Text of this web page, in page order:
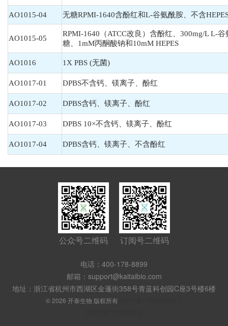
AO1015-04 无糖RPMI-1640含酚红和L-谷氨酰胺、不含
AO1015-05
RPMI-1640（ATCC改良）含酚红、300mg/L L-
糖、1mM丙酮酸钠和10mM HEPES
AO1016 1X PBS (无菌)
AO1017-01 DPBS不含钙、镁离子、酚红
AO1017-02 DPBS含钙、镁离子、酚红
AO1017-03 DPBS 10×不含钙、镁离子、酚红
AO1017-04 DPBS含钙、镁离子、不含酚红
公众号二维码 订阅号二维码
电话：400-178-8899
邮箱：support@kaitaibio.com
地址：浙江省杭州市西湖区金蓬街358号青蓝科创园C座3号楼6楼
© 2026 开泰生物 版权所有